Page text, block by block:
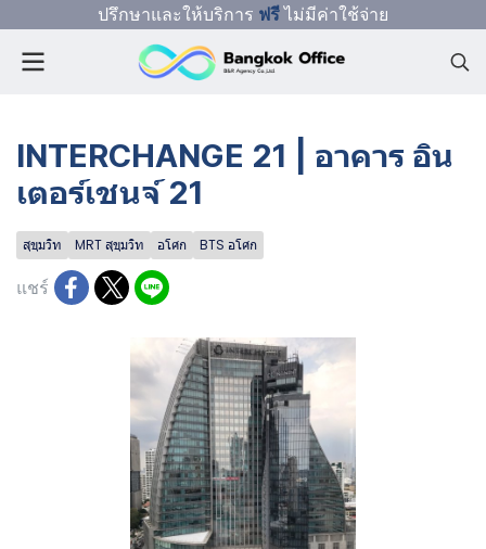
ปรึกษาและให้บริการ ฟรีไม่มีค่าใช้จ่าย
INTERCHANGE 21 | อาคาร อิน
เตอร์เชนจ์ 21
สุขุมวิท MRT สุขุมวิท อโศก BTS อโศก
แชร์